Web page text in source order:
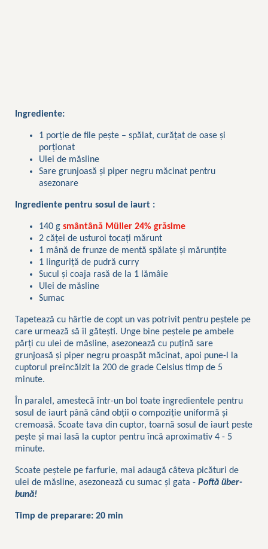
Ingrediente:
1 porție de file pește – spălat, curățat de oase și
porționat
Ulei de măsline
Sare grunjoasă și piper negru măcinat pentru
asezonare
Ingrediente pentru sosul de iaurt :
140 g smântână Müller 24% grăsime
2 căței de usturoi tocați mărunt
1 mână de frunze de mentă spălate și mărunțite
1 linguriță de pudră curry
Sucul și coaja rasă de la 1 lămâie
Ulei de măsline
Sumac
Tapetează cu hârtie de copt un vas potrivit pentru peștele pe
care urmează să îl gătești. Unge bine peștele pe ambele
părți cu ulei de măsline, asezonează cu puțină sare
grunjoasă și piper negru proaspăt măcinat, apoi pune-l la
cuptorul preîncălzit la 200 de grade Celsius timp de 5
minute.
În paralel, amestecă într-un bol toate ingredientele pentru
sosul de iaurt până când obții o compoziție uniformă și
cremoasă. Scoate tava din cuptor, toarnă sosul de iaurt peste
pește și mai lasă la cuptor pentru încă aproximativ 4 - 5
minute.
Scoate peștele pe farfurie, mai adaugă câteva picături de
ulei de măsline, asezonează cu sumac și gata - Poftă über-
bună!
Timp de preparare: 20 min